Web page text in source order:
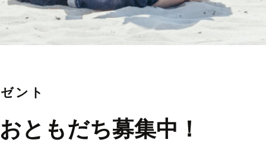
ント
おともだち募集中！